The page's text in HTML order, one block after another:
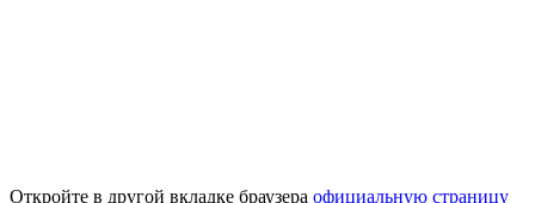
Откройте в другой вкладке браузера официальную страницу